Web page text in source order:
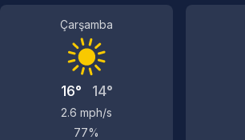
Çarşamba
16° 14°
2.6 mph/s
77%